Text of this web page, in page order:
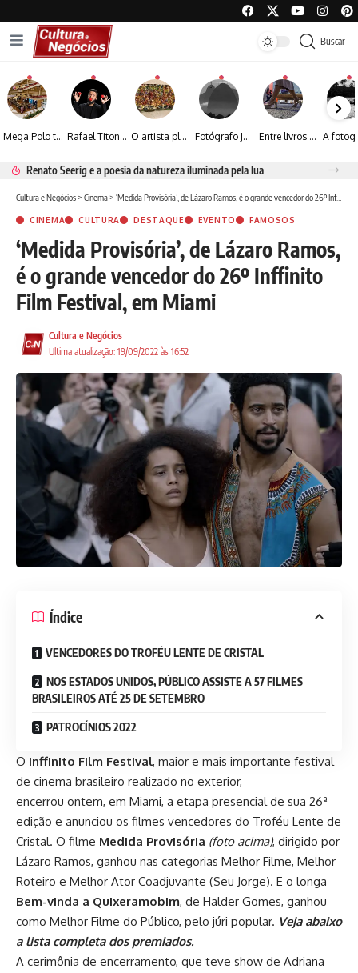
Buscar
Mega Polo transforma lançamento de coleção em plataforma nacional de negócios e projeta crescimento de mais de 15% Rafael Titonelly leva magia e acolhimento a crianças em tratamento oncológico em Juiz de Fora O artista plástico Jorge Luiz transforma sustentabilidade e criatividade em arte contemporânea Fotógrafo José Roberto apresenta um olhar sensível sobre arquitetura, formas e luz na fotografia Entre livros e fotografia autoral, Sebastião Reis consolida uma trajetória marcada pelo olhar artístico
Renato Seerig e a poesia da natureza iluminada pela lua
Cultura e Negócios> Cinema> ‘Medida Provisória’, de Lázaro Ramos, é o grande vencedor do 26º Inffinito Film Festival, em Miami
CINEMA CULTURA DESTAQUE EVENTO FAMOSOS
‘Medida Provisória’, de Lázaro Ramos,
é o grande vencedor do 26º Inffinito
Film Festival, em Miami
Ultima atualização: 19/09/2022 às 16:52
Cultura e Negócios
Índice
VENCEDORES DO TROFÉU LENTE DE CRISTAL
NOS ESTADOS UNIDOS, PÚBLICO ASSISTE A 57 FILMES
BRASILEIROS ATÉ 25 DE SETEMBRO
PATROCÍNIOS 2022
O Inffinito Film Festival, maior e mais importante festival
de cinema brasileiro realizado no exterior,
encerrou ontem, em Miami, a etapa presencial de sua 26ª
edição e anunciou os filmes vencedores do Troféu Lente de
Cristal. O filme Medida Provisória (foto acima), dirigido por
Lázaro Ramos, ganhou nas categorias Melhor Filme, Melhor
Roteiro e Melhor Ator Coadjuvante (Seu Jorge). E o longa
Bem-vinda a Quixeramobim, de Halder Gomes, ganhou
como Melhor Filme do Público, pelo júri popular. Veja abaixo
a lista completa dos premiados.
A cerimônia de encerramento, que teve show de Adriana